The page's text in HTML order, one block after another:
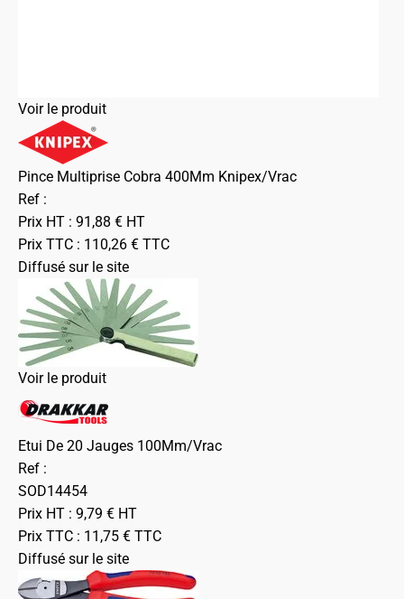
Voir le produit
Pince Multiprise Cobra 400Mm Knipex/Vrac
Ref :
Prix HT : 91,88 € HT
Prix TTC : 110,26 € TTC
Diffusé sur le site
Voir le produit
Etui De 20 Jauges 100Mm/Vrac
Ref :
SOD14454
Prix HT : 9,79 € HT
Prix TTC : 11,75 € TTC
Diffusé sur le site